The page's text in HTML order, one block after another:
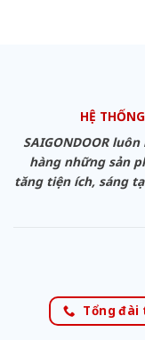
HỆ
SAIGONDOOR
hàng những sản
tăng tiện ích, sáng
Tổng đài